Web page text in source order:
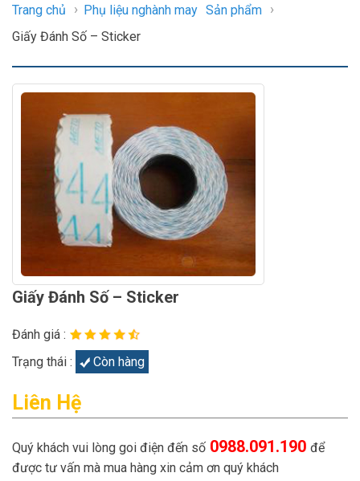
Trang chủ › Phụ liệu nghành may Sản phẩm ›
Giấy Đánh Số – Sticker
Giấy Đánh Số – Sticker
Đánh giá :
Trạng thái :
Còn hàng
Liên Hệ
Quý khách vui lòng goi điện đến số 0988.091.190 để
được tư vấn mà mua hàng xin cảm ơn quý khách